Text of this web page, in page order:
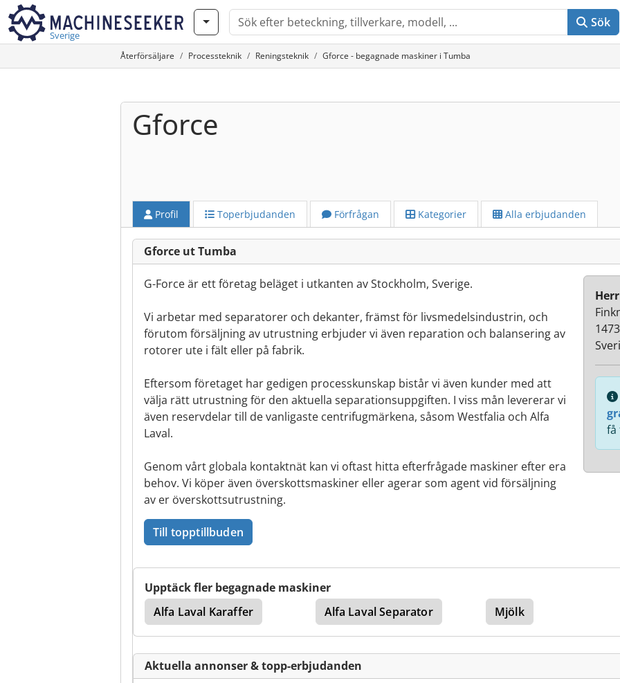
Sverige
Sök
Återförsäljare Processteknik Reningsteknik Gforce - begagnade maskiner i Tumba
Gforce
Profil Toperbjudanden Förfrågan Kategorier Alla erbjudanden
Gforce ut Tumba
G-Force är ett företag beläget i utkanten av Stockholm, Sverige.
Vi arbetar med separatorer och dekanter, främst för livsmedelsindustrin, och
förutom försäljning av utrustning erbjuder vi även reparation och balansering av
rotorer ute i fält eller på fabrik.
Eftersom företaget har gedigen processkunskap bistår vi även kunder med att
välja rätt utrustning för den aktuella separationsuppgiften. I viss mån levererar vi
även reservdelar till de vanligaste centrifugmärkena, såsom Westfalia och Alfa
Laval.
Genom vårt globala kontaktnät kan vi oftast hitta efterfrågade maskiner efter era
behov. Vi köper även överskottsmaskiner eller agerar som agent vid försäljning
av er överskottsutrustning.
Till topptillbuden
få
Upptäck fler begagnade maskiner
Alfa Laval Karaffer
Alfa Laval Separator Mjölk
Aktuella annonser & topp-erbjudanden